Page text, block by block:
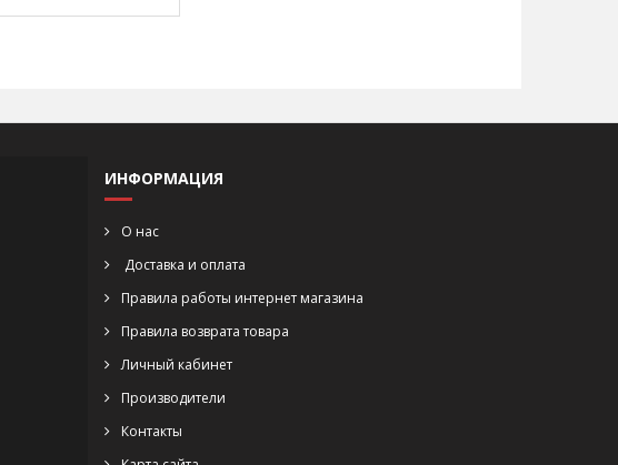
ИНФОРМАЦИЯ
О нас
Доставка и оплата
Правила работы интернет магазина
Правила возврата товара
Личный кабинет
Производители
Контакты